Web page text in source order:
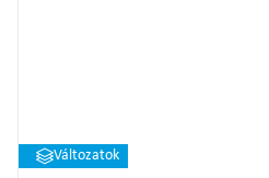
Változatok